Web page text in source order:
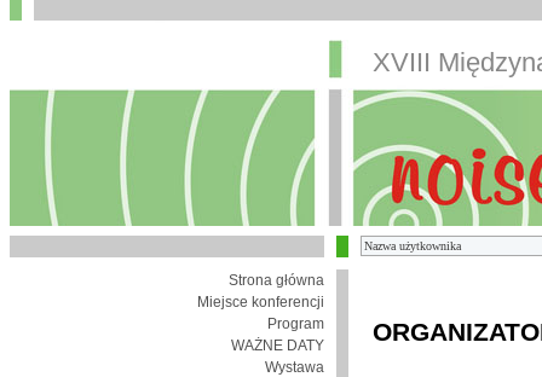
XVIII
Strona główna
Miejsce konferencji
Program
WAŻNE DATY
Wystawa